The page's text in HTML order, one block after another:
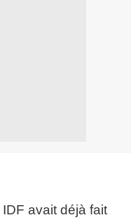
avait déjà fait